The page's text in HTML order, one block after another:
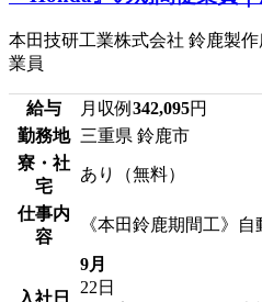
本田技研工業株式会社 鈴鹿製
業員
給与 月収例 342,095円
勤務地 三重県 鈴鹿市
寮・社
宅
あり（無料）
仕事内
容
《本田鈴鹿期間工》
9月
22日